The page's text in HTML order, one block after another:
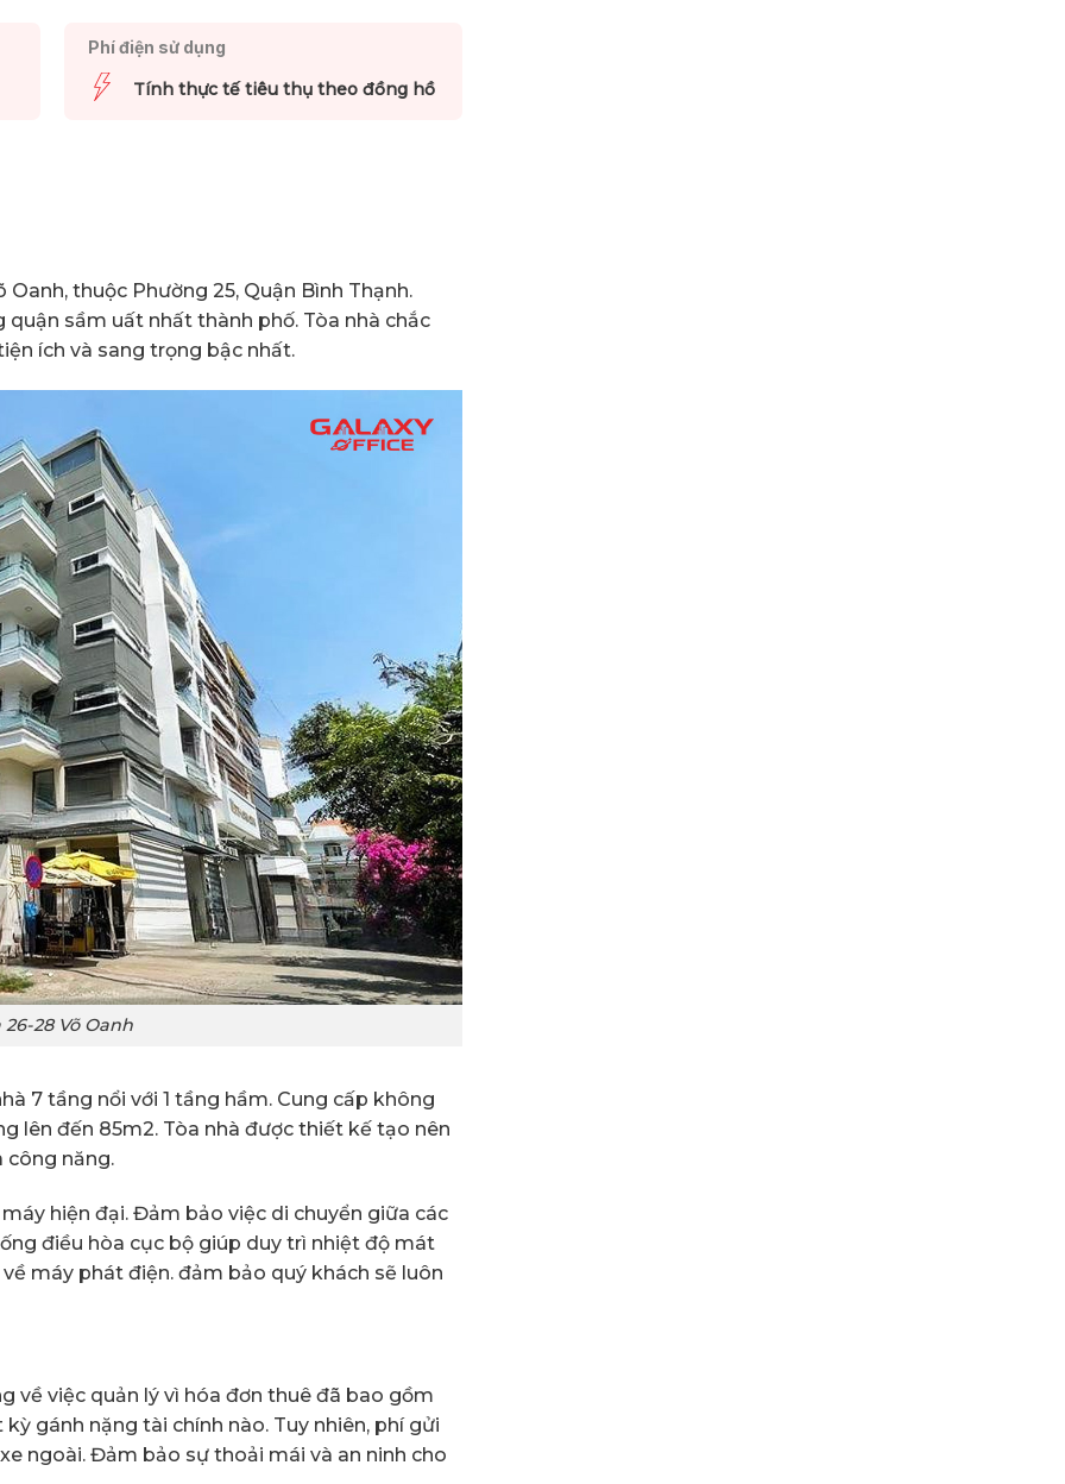
Phí điện sử dụng
Tính thực tế tiêu thụ theo đồng hồ
thuộc Phường 25, Quận Bình Thạnh.
sầm uất nhất thành phố. Tòa nhà chắc
ích và sang trọng bậc nhất.
26-28 Võ Oanh
7 tầng nổi với 1 tầng hầm. Cung cấp không
lên đến 85m2. Tòa nhà được thiết kế tạo nên
năng.
hiện đại. Đảm bảo việc di chuyển giữa các
điều hòa cục bộ giúp duy trì nhiệt độ mát
máy phát điện. đảm bảo quý khách sẽ luôn
về việc quản lý vì hóa đơn thuê đã bao gồm
gánh nặng tài chính nào. Tuy nhiên, phí gửi
ngoài. Đảm bảo sự thoải mái và an ninh cho